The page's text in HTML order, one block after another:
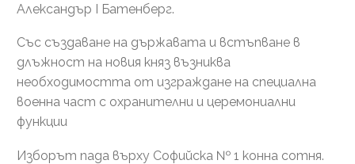
Александър І Батенберг.
Със създаване на държавата и встъпване в
длъжност на новия княз възниква
необходимостта от изграждане на специална
военна част с охранителни и церемониални
функции
Изборът пада върху Софийска № 1 конна сотня.